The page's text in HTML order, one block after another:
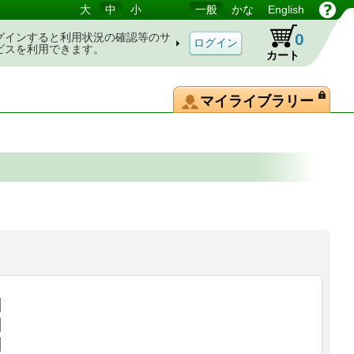
大 中 小 一般 かな English
インすると利用状況の確認等のサ
スを利用できます。
カート
0
マイライブラリー